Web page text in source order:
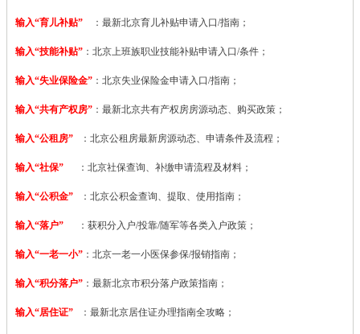
输入“育儿补贴” ：最新北京育儿补贴申请入口/指南；
输入“技能补贴” ： 北京上班族职业技能补贴申请入口/条件；
输入“失业保险金” ：北京失业保险金申请入口/指南；
输入“共有产权房” ：最新北京共有产权房房源动态、购买政策；
输入“公租房” ：北京公租房最新房源动态、申请条件及流程；
输入“社保” ：北京社保查询、补缴申请流程及材料；
输入“公积金” ：北京公积金查询、提取、使用指南；
输入“落户” ：获积分入户/投靠/随军等各类入户政策；
输入“一老一小” ：北京一老一小医保参保/报销指南；
输入“积分落户” ：最新北京市积分落户政策指南；
输入“居住证” ：最新北京居住证办理指南全攻略；